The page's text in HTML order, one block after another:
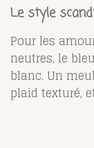
Le style
Pour les
neutres, le
blanc. Un
plaid texturé,